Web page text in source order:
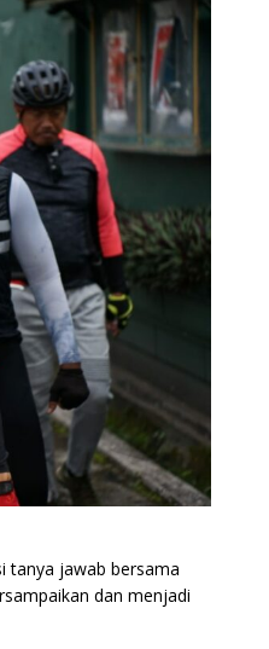
tanya jawab bersama
dan menjadi